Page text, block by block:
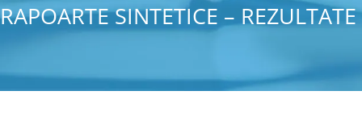
RAPOARTE SINTETICE –